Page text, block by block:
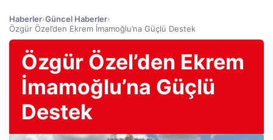
Haberler›Güncel Haberler›
Özgür Özel’den Ekrem İmamoğlu’na Güçlü Destek
Özgür Özel’den Ekrem
İmamoğlu’na Güçlü
Destek